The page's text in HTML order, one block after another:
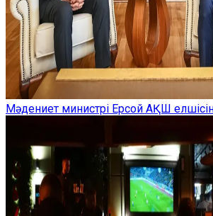
Мәдениет министрі Ерсой АҚШ